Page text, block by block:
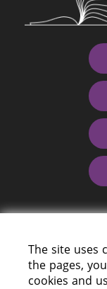
The site uses
the pages,
cookies and